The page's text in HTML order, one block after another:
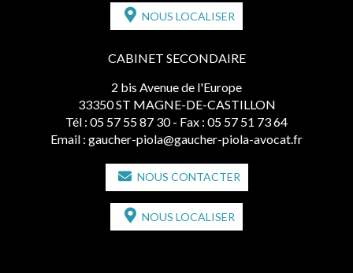
NOUS LOCALISER
CABINET SECONDAIRE
2 bis Avenue de l'Europe
33350 ST MAGNE-DE-CASTILLON
Tél : 05 57 55 87 30 - Fax : 05 57 51 73 64
Email : gaucher-piola@gaucher-piola-avocat.fr
NOUS CONTACTER
NOUS LOCALISER